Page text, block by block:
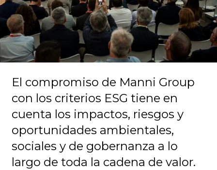
El compromiso de Manni Group
con los criterios ESG tiene en
cuenta los impactos, riesgos y
oportunidades ambientales,
sociales y de gobernanza a lo
largo de toda la cadena de valor.